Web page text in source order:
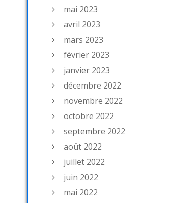
mai 2023
avril 2023
mars 2023
février 2023
janvier 2023
décembre 2022
novembre 2022
octobre 2022
septembre 2022
août 2022
juillet 2022
juin 2022
mai 2022